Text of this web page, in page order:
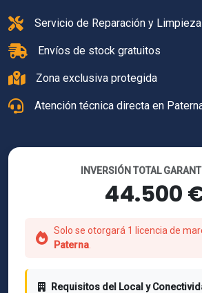
Servicio de Reparación y Limpieza
Envíos de stock gratuitos
Zona exclusiva protegida
Atención técnica directa en
INVERSIÓN TOTAL
44.500
Solo se otorgará 1 licencia de
Paterna
Requisitos del Local y